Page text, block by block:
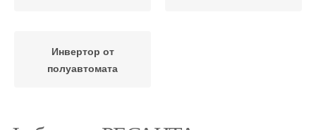
Инвертор от
полуавтомата